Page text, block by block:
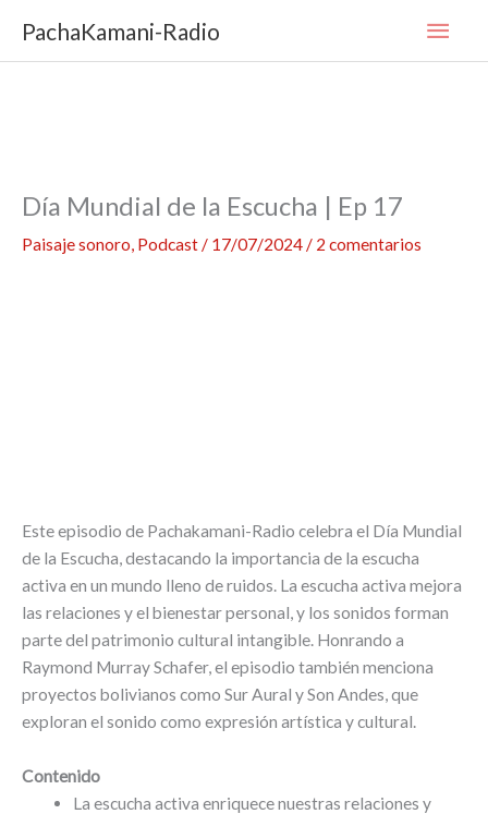
contenido
PachaKamani-Radio
Día Mundial de la Escucha | Ep 17
Paisaje sonoro, Podcast/ 17/07/2024/ 2 comentarios
Este episodio de Pachakamani-Radio celebra el Día Mundial
de la Escucha, destacando la importancia de la escucha
activa en un mundo lleno de ruidos. La escucha activa mejora
las relaciones y el bienestar personal, y los sonidos forman
parte del patrimonio cultural intangible. Honrando a
Raymond Murray Schafer, el episodio también menciona
proyectos bolivianos como Sur Aural y Son Andes, que
exploran el sonido como expresión artística y cultural.
Contenido
La escucha activa enriquece nuestras relaciones y